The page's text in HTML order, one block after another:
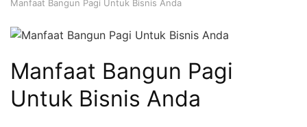
Manfaat Bangun Pagi Untuk Bisnis Anda
Manfaat Bangun Pagi
Untuk Bisnis Anda